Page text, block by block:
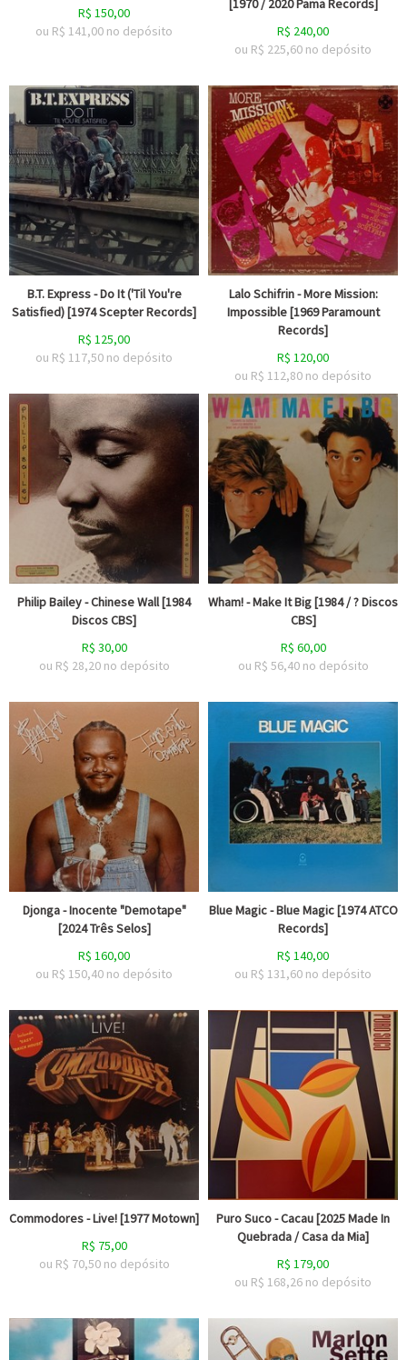
R$ 150,00
ou R$ 141,00 no depósito
[1970 / 2020 Pama Records]
R$ 240,00
ou R$ 225,60 no depósito
B.T. Express - Do It ('Til You're
Satisfied) [1974 Scepter Records]
R$ 125,00
ou R$ 117,50 no depósito
Lalo Schifrin - More Mission:
Impossible [1969 Paramount
Records]
R$ 120,00
ou R$ 112,80 no depósito
Philip Bailey - Chinese Wall [1984
Discos CBS]
R$ 30,00
ou R$ 28,20 no depósito
Wham! - Make It Big [1984 / ? Discos
CBS]
R$ 60,00
ou R$ 56,40 no depósito
Djonga - Inocente "Demotape"
[2024 Três Selos]
R$ 160,00
ou R$ 150,40 no depósito
Blue Magic - Blue Magic [1974 ATCO
Records]
R$ 140,00
ou R$ 131,60 no depósito
Commodores - Live! [1977 Motown]
R$ 75,00
ou R$ 70,50 no depósito
Puro Suco - Cacau [2025 Made In
Quebrada / Casa da Mia]
R$ 179,00
ou R$ 168,26 no depósito